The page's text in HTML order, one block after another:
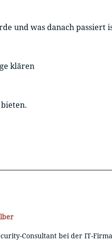
und was danach passiert
klären
Consultant bei der IT-